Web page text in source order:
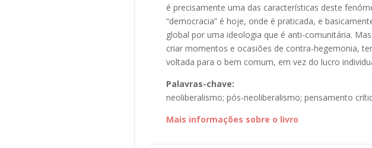
é precisamente uma das características deste
“democracia” é hoje, onde é praticada, e
global por uma ideologia que é anti-comunitária.
criar momentos e ocasiões de contra-hegemonia,
voltada para o bem comum, em vez do lucro
Palavras-chave:
neoliberalismo; pós-neoliberalismo; pensamento
Mais informações sobre o livro